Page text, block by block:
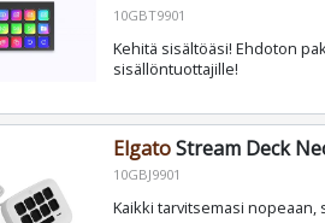
10GBT9901
Kehitä sisältöäsi! Ehdoton
sisällöntuottajille!
ElgatoStream Deck
10GBJ9901
Kaikki tarvitsemasi